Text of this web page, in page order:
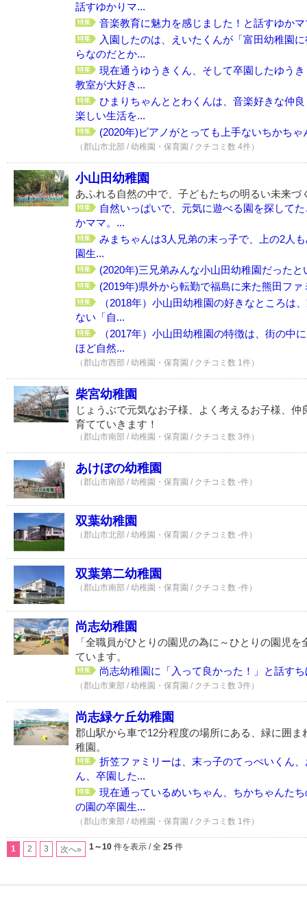
話すゆかりマ...
音楽教育に魅力を感じました！と話すゆか
入園したのは、えいたくんが「富田幼稚園
らなのだとか...
現在通うゆうきくん、そして卒園したゆう
教室が大好き...
ひまりちゃんととわくんは、音楽好きな仲
楽しい生活を...
(2020年)ピアノがとっても上手ないちかちゃ
（郡山市北部 / 幼稚園・保育園 / クチコミ数 4件）
小山田幼稚園
あふれる自然の中で、子どもたちの明るい未来づ
自然いっぱいで、元気に遊べる園を探して
かママ。...
みまちゃんは3人兄弟の末っ子で、上の2人
園生...
(2020年)三兄弟みんな小山田幼稚園だった
(2019年)県外から転勤で福島に来た熊田ファ
（2018年）小山田幼稚園の好きなところは
ない「自...
（2017年）小山田幼稚園の特徴は、街の中
ほど自然...
（郡山市西部 / 幼稚園・保育園 / クチコミ数 1件）
柴宮幼稚園
じょうぶで元気なお子様、よく考えるお子様、仲
育てていきます！
（郡山市南部 / 幼稚園・保育園 / クチコミ数 3件）
あけぼの幼稚園
（郡山市南部 / 幼稚園・保育園 / クチコミ数 -件）
双葉幼稚園
（郡山市北部 / 幼稚園・保育園 / クチコミ数 -件）
双葉第二幼稚園
（郡山市南部 / 幼稚園・保育園 / クチコミ数 -件）
尚志幼稚園
「全職員がひとりの園児の為に～ひとりの園児
ています。
尚志幼稚園に「入って良かった！」と話す
（郡山市東部 / 幼稚園・保育園 / クチコミ数 3件）
尚志緑ケ丘幼稚園
郡山駅から車で12分程度の場所にある、緑に囲ま
稚園。
折笠ファミリーは、末っ子のてっぺいくん
ん、卒園した...
現在通っているめいちゃん、ちかちゃんた
の園の卒園生...
（郡山市東部 / 幼稚園・保育園 / クチコミ数 1件）
1 2 3 次へ» 1～10 件を表示 / 全 25 件